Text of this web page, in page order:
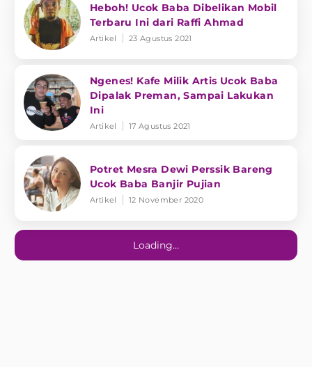
Heboh! Ucok Baba Dibelikan Mobil
Terbaru Ini dari Raffi Ahmad
Artikel 23 Agustus 2021
Ngenes! Kafe Milik Artis Ucok Baba
Dipalak Preman, Sampai Lakukan
Ini
Artikel 17 Agustus 2021
Potret Mesra Dewi Perssik Bareng
Ucok Baba Banjir Pujian
Artikel 12 November 2020
Loading...